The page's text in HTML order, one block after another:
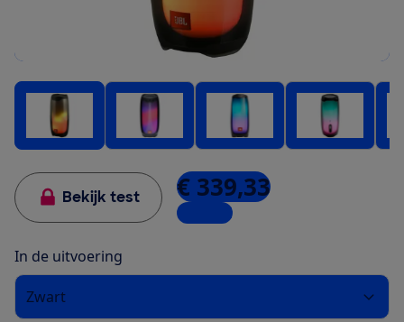
Bekijk test € 339,33
1 winkel
In de uitvoering
Zwart